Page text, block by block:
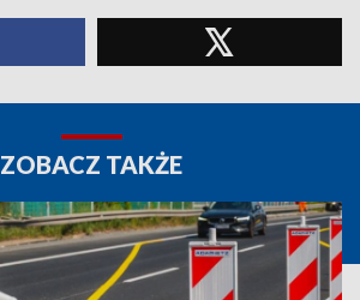
ZOBACZ TAKŻE